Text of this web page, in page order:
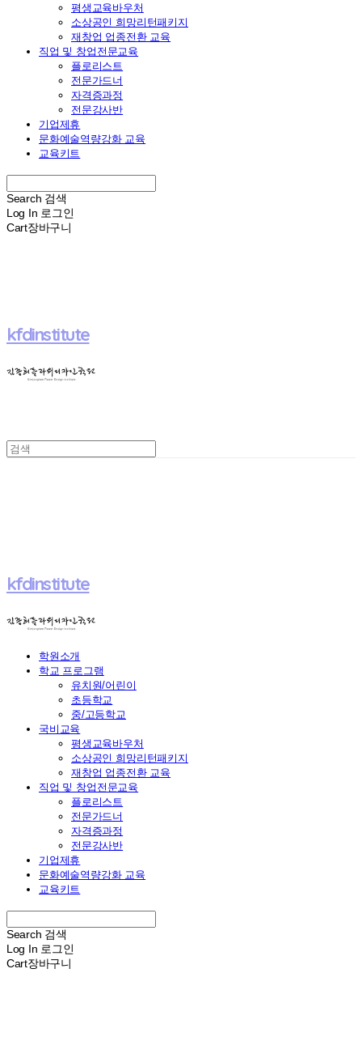
평생교육바우처
소상공인 희망리턴패키지
재창업 업종전환 교육
직업 및 창업전문교육
플로리스트
전문가드너
자격증과정
전문강사반
기업제휴
문화예술역량강화 교육
교육키트
Search 검색
Log In 로그인
Cart장바구니
kfdinstitute
kfdinstitute
학원소개
학교 프로그램
유치원/어린이
초등학교
중/고등학교
국비교육
평생교육바우처
소상공인 희망리턴패키지
재창업 업종전환 교육
직업 및 창업전문교육
플로리스트
전문가드너
자격증과정
전문강사반
기업제휴
문화예술역량강화 교육
교육키트
Search 검색
Log In 로그인
Cart장바구니